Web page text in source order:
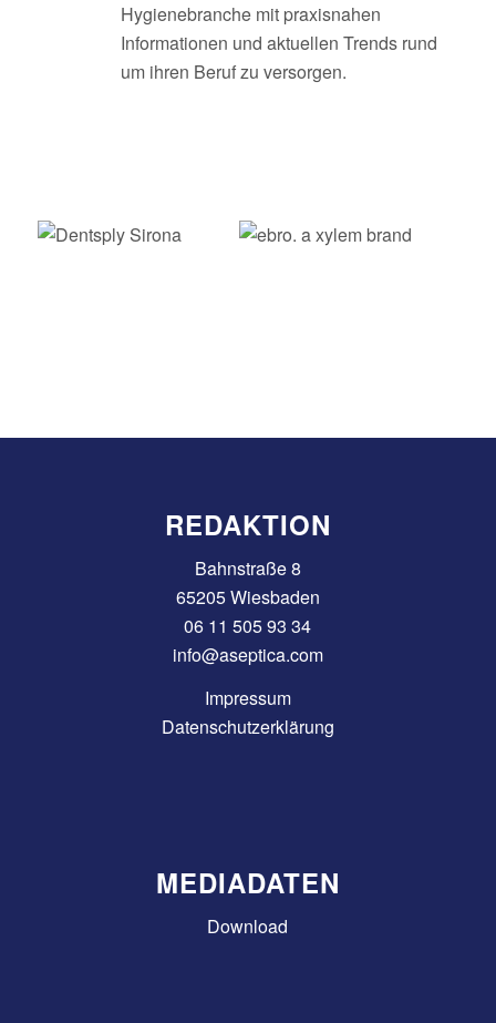
Hygienebranche mit praxisnahen
Informationen und aktuellen Trends rund
um ihren Beruf zu versorgen.
REDAKTION
Bahnstraße 8
65205 Wiesbaden
06 11 505 93 34
info@aseptica.com
Impressum
Datenschutzerklärung
MEDIADATEN
Download